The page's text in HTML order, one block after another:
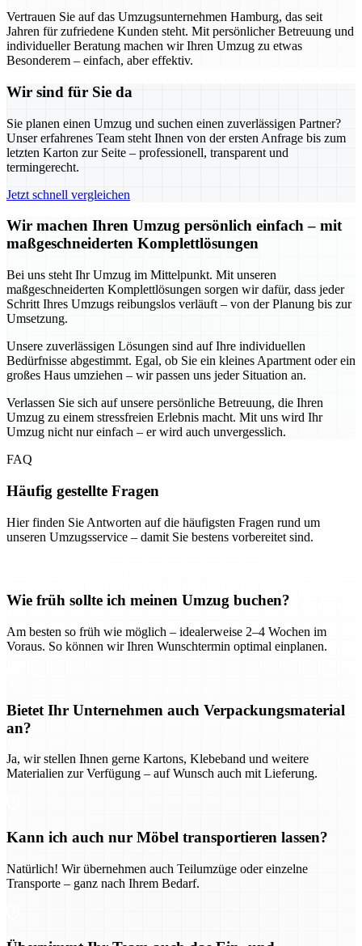
Vertrauen Sie auf das Umzugsunternehmen Hamburg, das seit
Jahren für zufriedene Kunden steht. Mit persönlicher Betreuung und
individueller Beratung machen wir Ihren Umzug zu etwas
Besonderem – einfach, aber effektiv.
Wir sind für Sie da
Sie planen einen Umzug und suchen einen zuverlässigen Partner?
Unser erfahrenes Team steht Ihnen von der ersten Anfrage bis zum
letzten Karton zur Seite – professionell, transparent und
termingerecht.
Jetzt schnell vergleichen
Wir machen Ihren Umzug persönlich einfach – mit
maßgeschneiderten Komplettlösungen
Bei uns steht Ihr Umzug im Mittelpunkt. Mit unseren
maßgeschneiderten Komplettlösungen sorgen wir dafür, dass jeder
Schritt Ihres Umzugs reibungslos verläuft – von der Planung bis zur
Umsetzung.
Unsere zuverlässigen Lösungen sind auf Ihre individuellen
Bedürfnisse abgestimmt. Egal, ob Sie ein kleines Apartment oder ein
großes Haus umziehen – wir passen uns jeder Situation an.
Verlassen Sie sich auf unsere persönliche Betreuung, die Ihren
Umzug zu einem stressfreien Erlebnis macht. Mit uns wird Ihr
Umzug nicht nur einfach – er wird auch unvergesslich.
FAQ
Häufig gestellte Fragen
Hier finden Sie Antworten auf die häufigsten Fragen rund um
unseren Umzugsservice – damit Sie bestens vorbereitet sind.
Wie früh sollte ich meinen Umzug buchen?
Am besten so früh wie möglich – idealerweise 2–4 Wochen im
Voraus. So können wir Ihren Wunschtermin optimal einplanen.
Bietet Ihr Unternehmen auch Verpackungsmaterial
an?
Ja, wir stellen Ihnen gerne Kartons, Klebeband und weitere
Materialien zur Verfügung – auf Wunsch auch mit Lieferung.
Kann ich auch nur Möbel transportieren lassen?
Natürlich! Wir übernehmen auch Teilumzüge oder einzelne
Transporte – ganz nach Ihrem Bedarf.